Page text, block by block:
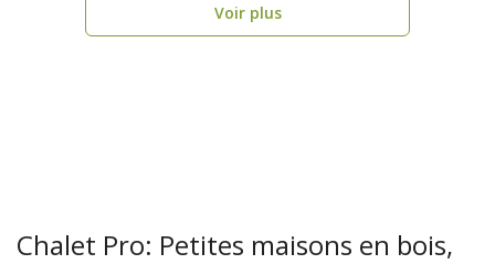
Voir plus
Chalet Pro: Petites maisons en bois,